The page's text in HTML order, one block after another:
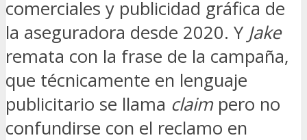
comerciales y publicidad gráfica de
la aseguradora desde 2020. Y Jake
remata con la frase de la campaña,
que técnicamente en lenguaje
publicitario se llama claim pero no
confundirse con el reclamo en